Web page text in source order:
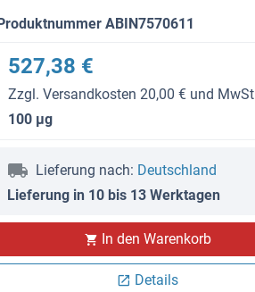
ABIN7570611
527,38 €
Zzgl. Versandkosten 20,00 € und MwSt
100 μg
Lieferung nach: Deutschland
Lieferung in 10 bis 13 Werktagen
In den Warenkorb
Details